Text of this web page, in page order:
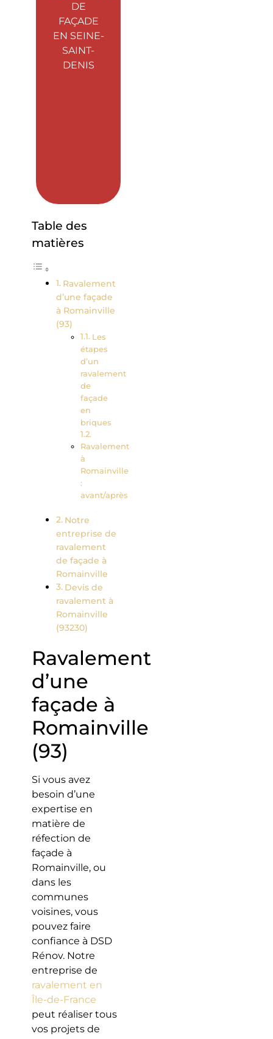
DE
FAÇADE
EN SEINE-
SAINT-
DENIS
Table des
matières
Ravalement
d’une façade
à Romainville
(93)
Les
étapes
d’un
ravalement
de
façade
en
briques
Ravalement
à
Romainville
:
avant/après
Notre
entreprise de
ravalement
de façade à
Romainville
Devis de
ravalement à
Romainville
(93230)
Ravalement
d’une
façade à
Romainville
(93)
Si vous avez
besoin d’une
expertise en
matière de
réfection de
façade à
Romainville, ou
dans les
communes
voisines, vous
pouvez faire
confiance à DSD
Rénov. Notre
entreprise de
ravalement en
Île-de-France
peut réaliser tous
vos projets de